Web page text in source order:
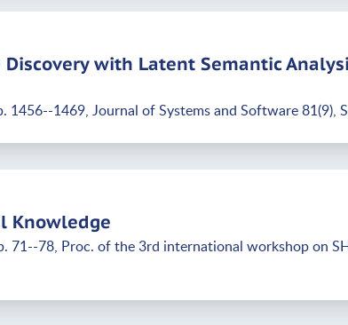
with Latent Semantic
1456--1469, Journal of Systems and Software 81(9),
Knowledge
71--78, Proc. of the 3rd international workshop on